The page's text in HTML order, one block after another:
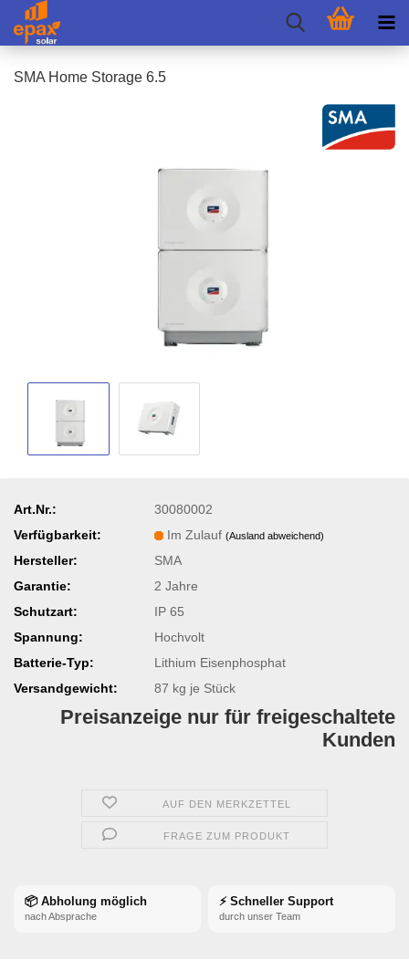
SMA Home Sto­rage 6.5
Art.Nr.:
30080002
Verfügbarkeit:
Im Zulauf (Ausland abweichend)
Hersteller:
SMA
Garantie:
2 Jahre
Schutzart:
IP 65
Spannung:
Hochvolt
Batterie-Typ:
Lithium Eisenphosphat
Versandgewicht:
87 kg je Stück
Preisanzeige nur für freigeschaltete
Kunden
AUF DEN MERKZETTEL
FRAGE ZUM PRODUKT
📦 Abholung möglich
nach Absprache
⚡ Schneller Support
durch unser Team